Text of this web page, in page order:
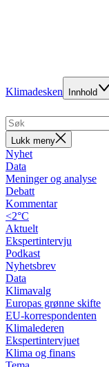
Klimadesken Innhold
Lukk meny
Nyhet
Data
Meninger og analyse
Debatt
Kommentar
<2°C
Aktuelt
Ekspertintervju
Podkast
Nyhetsbrev
Data
Klimavalg
Europas grønne skifte
EU-korrespondenten
Klimalederen
Ekspertintervjuet
Klima og finans